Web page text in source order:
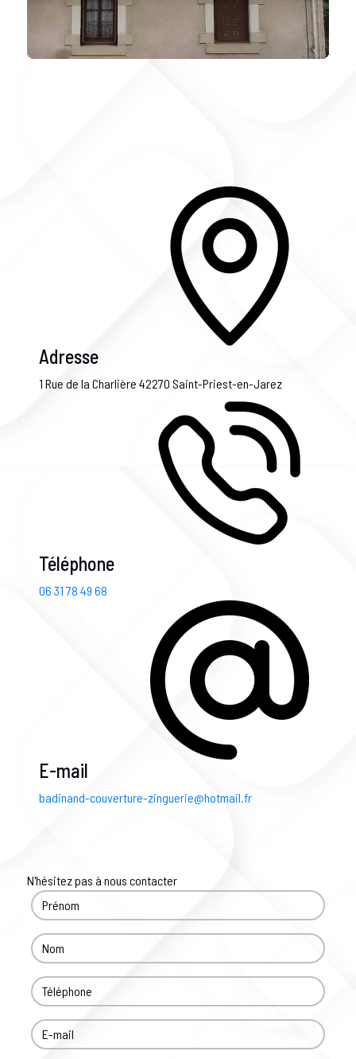
Adresse
1 Rue de la Charlière 42270 Saint-Priest-en-Jarez
Téléphone
06 31 78 49 68
E-mail
badinand-couverture-zinguerie@hotmail.fr
N'hésitez pas à nous contacter